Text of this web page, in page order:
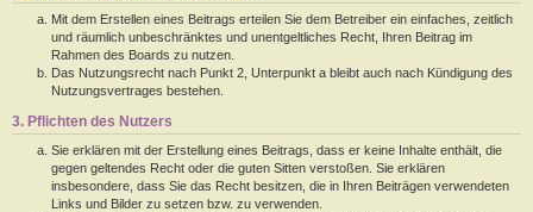
Mit dem Erstellen eines Beitrags erteilen Sie dem Betreiber ein einfaches, zeitlich
und räumlich unbeschränktes und unentgeltliches Recht, Ihren Beitrag im
Rahmen des Boards zu nutzen.
Das Nutzungsrecht nach Punkt 2, Unterpunkt a bleibt auch nach Kündigung des
Nutzungsvertrages bestehen.
3. Pflichten des Nutzers
Sie erklären mit der Erstellung eines Beitrags, dass er keine Inhalte enthält, die
gegen geltendes Recht oder die guten Sitten verstoßen. Sie erklären
insbesondere, dass Sie das Recht besitzen, die in Ihren Beiträgen verwendeten
Links und Bilder zu setzen bzw. zu verwenden.